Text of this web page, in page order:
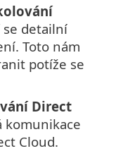
detailní
Toto nám
potíže se
Direct
komunikace
Cloud.